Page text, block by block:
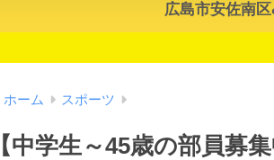
広島市安佐南
ホーム スポーツ
【中学生～45歳の部員募